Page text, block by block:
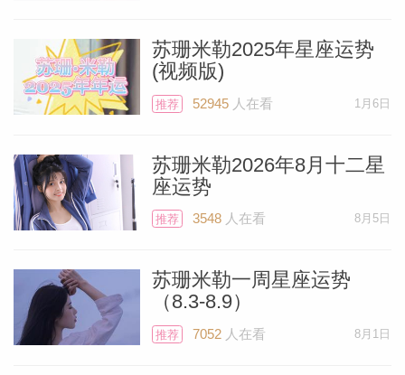
2025年3月29日（白羊座）
而本月，食相将落入双鱼座和处女座。
食相每隔19年就会以精确的日期和度数重
8日发生的双鱼座食相和2006年9月22日发
生的处女座食相有一些相似之处。当然，围
绕这些食相的行星已经迁移到了完全不同的
苏珊米勒2025年星座运势
(视频版)
推荐 52945人在看 1月6日
苏珊米勒2026年8月十二星
座运势
推荐 3548人在看 8月5日
苏珊米勒一周星座运势
（8.3-8.9）
推荐 7052人在看 8月1日